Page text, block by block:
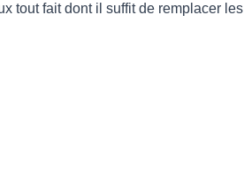
tout fait dont il suffit de remplacer les